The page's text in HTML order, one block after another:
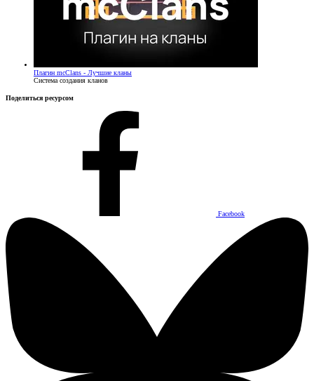
Плагин mcClans - Лучшие кланы
Система создания кланов
Поделиться ресурсом
Facebook